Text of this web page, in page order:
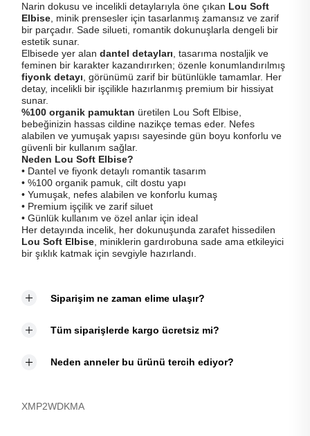
Narin dokusu ve incelikli detaylarıyla öne çıkan Lou Soft
Elbise, minik prensesler için tasarlanmış zamansız ve zarif
bir parçadır. Sade silueti, romantik dokunuşlarla dengeli bir
estetik sunar.
Elbisede yer alan dantel detayları, tasarıma nostaljik ve
feminen bir karakter kazandırırken; özenle konumlandırılmış
fiyonk detayı, görünümü zarif bir bütünlükle tamamlar. Her
detay, incelikli bir işçilikle hazırlanmış premium bir hissiyat
sunar.
%100 organik pamuktan üretilen Lou Soft Elbise,
bebeğinizin hassas cildine nazikçe temas eder. Nefes
alabilen ve yumuşak yapısı sayesinde gün boyu konforlu ve
güvenli bir kullanım sağlar.
Neden Lou Soft Elbise?
• Dantel ve fiyonk detaylı romantik tasarım
• %100 organik pamuk, cilt dostu yapı
• Yumuşak, nefes alabilen ve konforlu kumaş
• Premium işçilik ve zarif siluet
• Günlük kullanım ve özel anlar için ideal
Her detayında incelik, her dokunuşunda zarafet hissedilen
Lou Soft Elbise, miniklerin gardırobuna sade ama etkileyici
bir şıklık katmak için sevgiyle hazırlandı.
Siparişim ne zaman elime ulaşır?
Tüm siparişlerde kargo ücretsiz mi?
Neden anneler bu ürünü tercih ediyor?
XMP2WDKMA